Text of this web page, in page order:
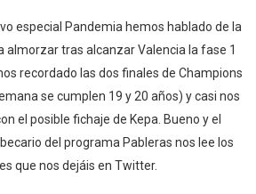
especial Pandemia hemos hablado de la
almorzar tras alcanzar Valencia la fase 1
recordado las dos finales de Champions
se cumplen 19 y 20 años) y casi nos
el posible fichaje de Kepa. Bueno y el
del programa Pableras nos lee los
que nos dejáis en Twitter.